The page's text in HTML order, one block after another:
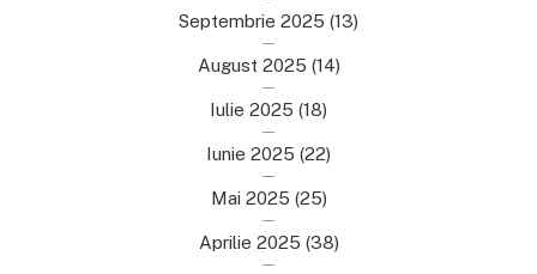
Septembrie 2025 (13)
August 2025 (14)
Iulie 2025 (18)
Iunie 2025 (22)
Mai 2025 (25)
Aprilie 2025 (38)